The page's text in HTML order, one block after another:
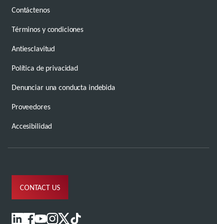
Contáctenos
Términos y condiciones
Antiesclavitud
Política de privacidad
Denunciar una conducta indebida
Proveedores
Accesibilidad
CONTACT US